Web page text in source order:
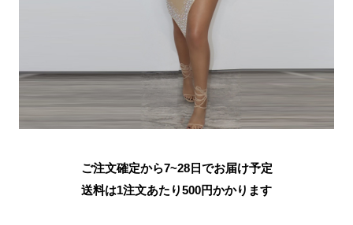
ご注文確定から7~28日でお届け予定
送料は1注文あたり500円かかります